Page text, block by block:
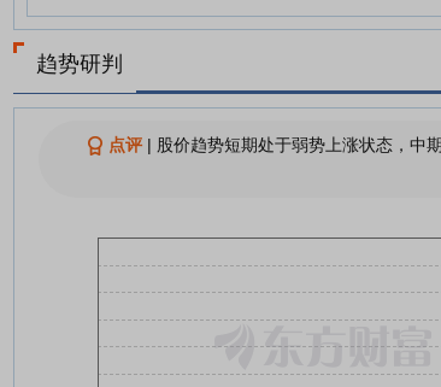
国泰环保7月20日加速下跌
07-20
07-20
趋势研判
点评| 股价趋势短期处于弱势上涨状态，中